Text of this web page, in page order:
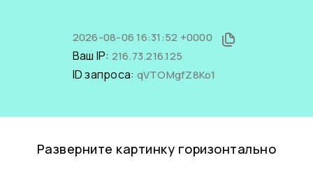
2026-08-06 16:31:52 +0000
Ваш IP: 216.73.216.125
ID запроса: qVTOMgfZ8Ko1
Разверните картинку горизонтально